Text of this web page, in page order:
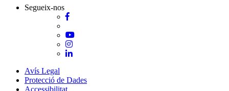
Segueix-nos
Facebook
YouTube
Instagram
LinkedIn
Avís Legal
Protecció de Dades
Accessibilitat